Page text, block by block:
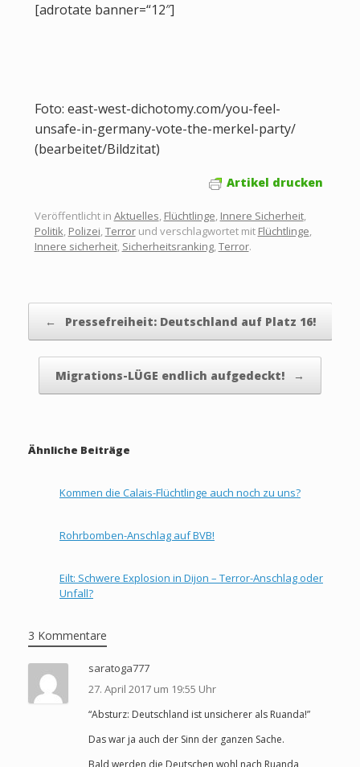
[adrotate banner=“12″]
Foto: east-west-dichotomy.com/you-feel-
unsafe-in-germany-vote-the-merkel-party/
(bearbeitet/Bildzitat)
Artikel drucken
Veröffentlicht in Aktuelles, Flüchtlinge, Innere Sicherheit,
Politik, Polizei,Terrorund verschlagwortet mit Flüchtlinge,
Innere sicherheit, Sicherheitsranking,Terror.
← Pressefreiheit: Deutschland auf Platz 16!
Migrations-LÜGE endlich aufgedeckt! →
Ähnliche Beiträge
Kommen die Calais-Flüchtlinge auch noch zu uns?
Rohrbomben-Anschlag auf BVB!
Eilt: Schwere Explosion in Dijon – Terror-Anschlag oder
Unfall?
3 Kommentare
saratoga777
27. April 2017 um 19:55 Uhr
“Absturz: Deutschland ist unsicherer als Ruanda!”
Das war ja auch der Sinn der ganzen Sache.